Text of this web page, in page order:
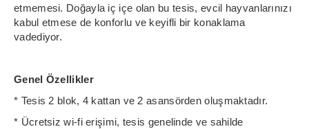
etmemesi. Doğayla iç içe olan bu tesis, evcil hayvanlarınızı
kabul etmese de konforlu ve keyifli bir konaklama
vadediyor.
Genel Özellikler
* Tesis 2 blok, 4 kattan ve 2 asansörden oluşmaktadır.
* Ücretsiz wi-fi erişimi, tesis genelinde ve sahilde